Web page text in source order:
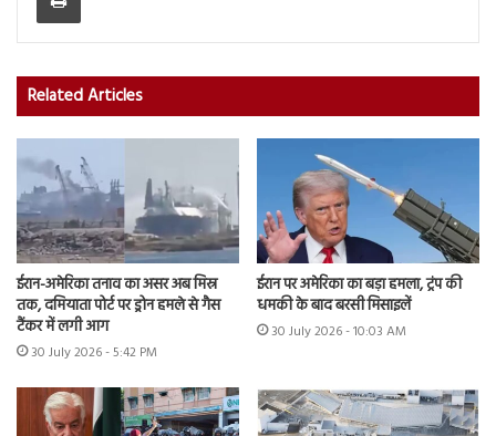
Related Articles
ईरान-अमेरिका तनाव का असर अब मिस्र
तक, दमियाता पोर्ट पर ड्रोन हमले से गैस
टैंकर में लगी आग
30 July 2026 - 5:42 PM
ईरान पर अमेरिका का बड़ा हमला, ट्रंप की
धमकी के बाद बरसी मिसाइलें
30 July 2026 - 10:03 AM